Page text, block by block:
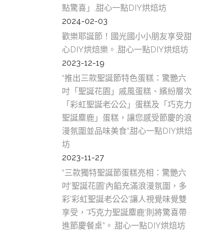
點驚喜」,甜心一點DIY烘焙坊
2024-02-03
歡樂耶誕節！國光國小小朋友享受甜
心DIY烘焙樂。,甜心一點DIY烘焙坊
2023-12-19
“推出三款聖誕節特色蛋糕：驚艷六
吋「聖誕花園」戚風蛋糕、繽紛層次
「彩虹聖誕老公公」蛋糕及「巧克力
聖誕麋鹿」蛋糕，讓您感受節慶的浪
漫氛圍並品味美食”,甜心一點DIY烘焙
坊
2023-11-27
“三款獨特聖誕節蛋糕亮相：驚艷六
吋’聖誕花園’內餡充滿浪漫氛圍，多
彩’彩虹聖誕老公公’讓人視覺味覺雙
享受，’巧克力聖誕麋鹿’則將驚喜帶
進節慶餐桌”。,甜心一點DIY烘焙坊